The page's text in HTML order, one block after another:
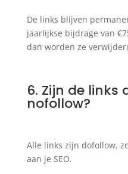
De links blijven
jaarlijkse bijdrage van
dan worden ze
6. Zijn de links
nofollow?
Alle links zijn dofollow,
aan je SEO.